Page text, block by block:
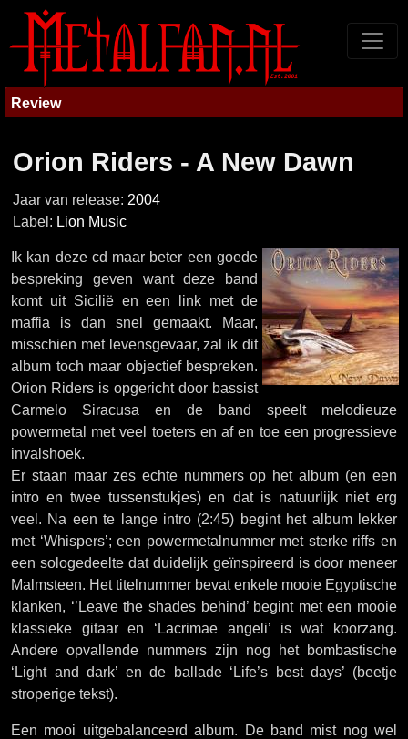
Review
Orion Riders - A New Dawn
Jaar van release: 2004
Label: Lion Music
Ik kan deze cd maar beter een goede
bespreking geven want deze band
komt uit Sicilië en een link met de
maffia is dan snel gemaakt. Maar,
misschien met levensgevaar, zal ik dit
album toch maar objectief bespreken.
Orion Riders is opgericht door bassist
Carmelo Siracusa en de band speelt melodieuze
powermetal met veel toeters en af en toe een progressieve
invalshoek.
Er staan maar zes echte nummers op het album (en een
intro en twee tussenstukjes) en dat is natuurlijk niet erg
veel. Na een te lange intro (2:45) begint het album lekker
met ‘Whispers’; een powermetalnummer met sterke riffs en
een sologedeelte dat duidelijk geïnspireerd is door meneer
Malmsteen. Het titelnummer bevat enkele mooie Egyptische
klanken, ‘’Leave the shades behind’ begint met een mooie
klassieke gitaar en ‘Lacrimae angeli’ is wat koorzang.
Andere opvallende nummers zijn nog het bombastische
‘Light and dark’ en de ballade ‘Life’s best days’ (beetje
stroperige tekst).
Een mooi uitgebalanceerd album. De band mist nog wel